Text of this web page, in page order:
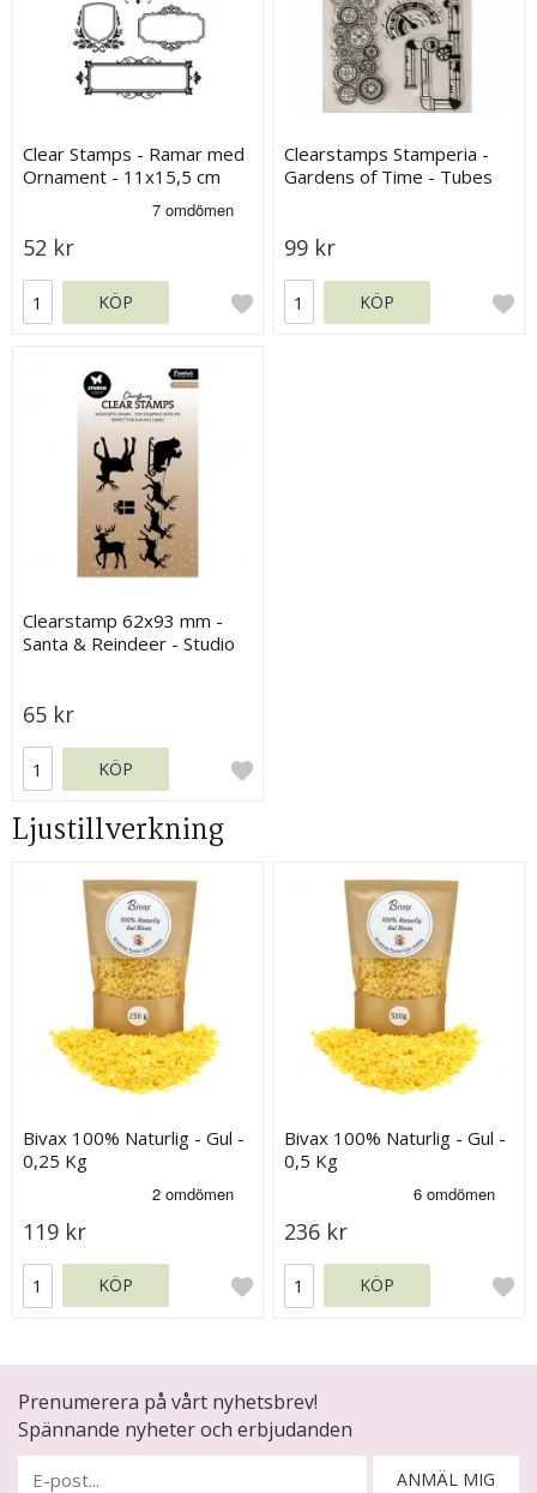
Clear Stamps - Ramar med
Ornament - 11x15,5 cm
52 kr
KÖP
Clearstamps Stamperia -
Gardens of Time - Tubes
99 kr
KÖP
Clearstamp 62x93 mm -
Santa & Reindeer - Studio
65 kr
KÖP
Ljustillverkning
Bivax 100% Naturlig - Gul -
0,25 Kg
119 kr
KÖP
Bivax 100% Naturlig - Gul -
0,5 Kg
236 kr
KÖP
Prenumerera på vårt nyhetsbrev!
Spännande nyheter och erbjudanden
ANMÄL MIG